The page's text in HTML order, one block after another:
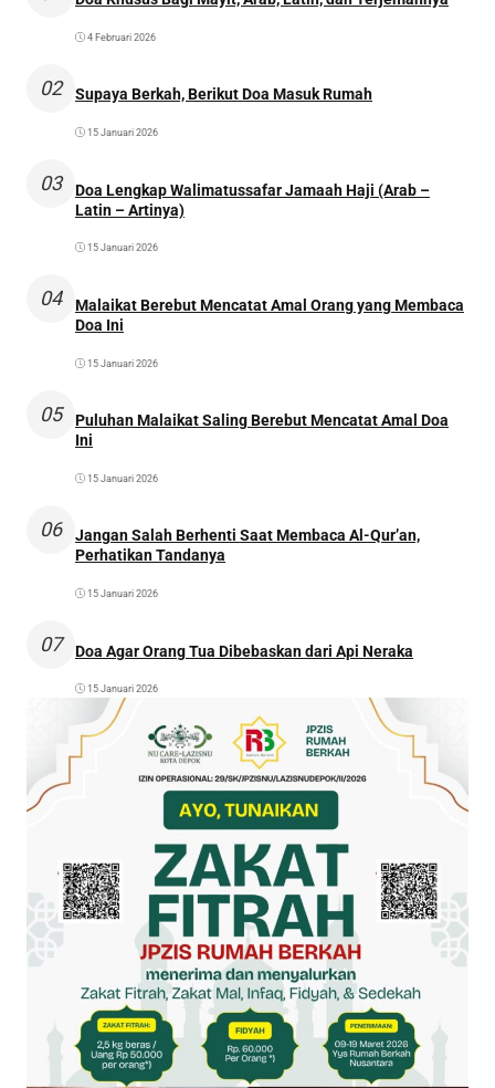
4 Februari 2026
02 Supaya Berkah, Berikut Doa Masuk Rumah
15 Januari 2026
03
Doa Lengkap Walimatussafar Jamaah Haji (Arab –
Latin – Artinya)
15 Januari 2026
04
Malaikat Berebut Mencatat Amal Orang yang Membaca
Doa Ini
15 Januari 2026
05
Puluhan Malaikat Saling Berebut Mencatat Amal Doa
Ini
15 Januari 2026
06
Jangan Salah Berhenti Saat Membaca Al-Qur’an,
Perhatikan Tandanya
15 Januari 2026
07 Doa Agar Orang Tua Dibebaskan dari Api Neraka
15 Januari 2026